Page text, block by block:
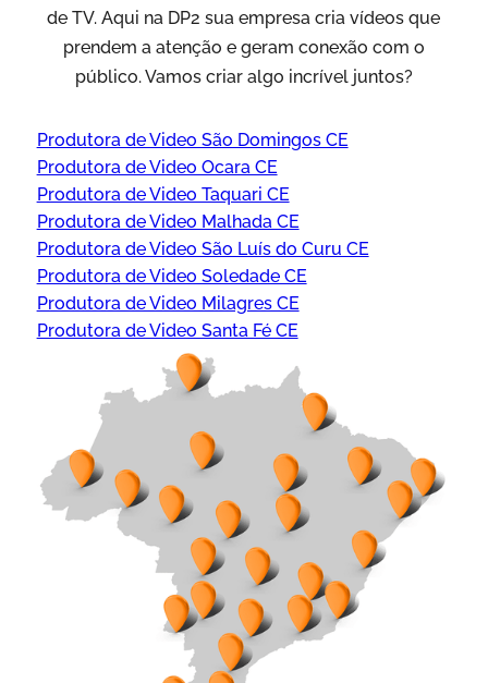
de TV. Aqui na DP2 sua empresa cria vídeos que
prendem a atenção e geram conexão com o
público. Vamos criar algo incrível juntos?
Produtora de Video São Domingos CE
Produtora de Video Ocara CE
Produtora de Video Taquari CE
Produtora de Video Malhada CE
Produtora de Video São Luís do Curu CE
Produtora de Video Soledade CE
Produtora de Video Milagres CE
Produtora de Video Santa Fé CE